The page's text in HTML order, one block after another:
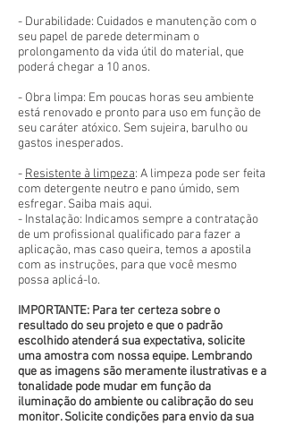
- Durabilidade: Cuidados e manutenção com o
seu papel de parede determinam o
prolongamento da vida útil do material, que
poderá chegar a 10 anos.
- Obra limpa: Em poucas horas seu ambiente
está renovado e pronto para uso em função de
seu caráter atóxico. Sem sujeira, barulho ou
gastos inesperados.
- Resistente à limpeza: A limpeza pode ser feita
com detergente neutro e pano úmido, sem
esfregar. Saiba mais aqui.
- Instalação: Indicamos sempre a contratação
de um profissional qualificado para fazer a
aplicação, mas caso queira, temos a apostila
com as instruções, para que você mesmo
possa aplicá-lo.
IMPORTANTE: Para ter certeza sobre o
resultado do seu projeto e que o padrão
escolhido atenderá sua expectativa, solicite
uma amostra com nossa equipe. Lembrando
que as imagens são meramente ilustrativas e a
tonalidade pode mudar em função da
iluminação do ambiente ou calibração do seu
monitor. Solicite condições para envio da sua